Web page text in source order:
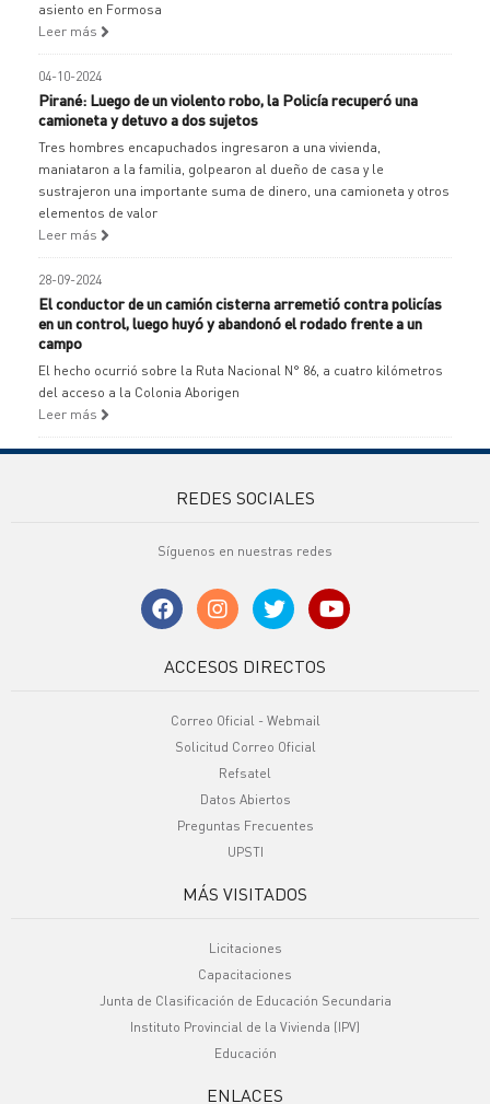
asiento en Formosa
Leer más
04-10-2024
Pirané: Luego de un violento robo, la Policía recuperó una
camioneta y detuvo a dos sujetos
Tres hombres encapuchados ingresaron a una vivienda,
maniataron a la familia, golpearon al dueño de casa y le
sustrajeron una importante suma de dinero, una camioneta y otros
elementos de valor
Leer más
28-09-2024
El conductor de un camión cisterna arremetió contra policías
en un control, luego huyó y abandonó el rodado frente a un
campo
El hecho ocurrió sobre la Ruta Nacional N° 86, a cuatro kilómetros
del acceso a la Colonia Aborigen
Leer más
REDES SOCIALES
Síguenos en nuestras redes
ACCESOS DIRECTOS
Correo Oficial - Webmail
Solicitud Correo Oficial
Refsatel
Datos Abiertos
Preguntas Frecuentes
UPSTI
MÁS VISITADOS
Licitaciones
Capacitaciones
Junta de Clasificación de Educación Secundaria
Instituto Provincial de la Vivienda (IPV)
Educación
ENLACES